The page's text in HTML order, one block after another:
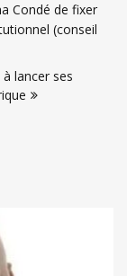
Condé de fixer
(conseil
à lancer ses